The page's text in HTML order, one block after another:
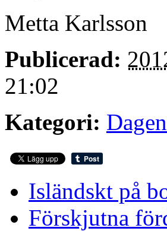
Metta Karlsson
Publicerad:
21:02
Kategori:
Isländskt på
Förskjutna